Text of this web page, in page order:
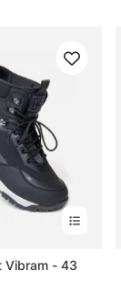
Vibram - 43